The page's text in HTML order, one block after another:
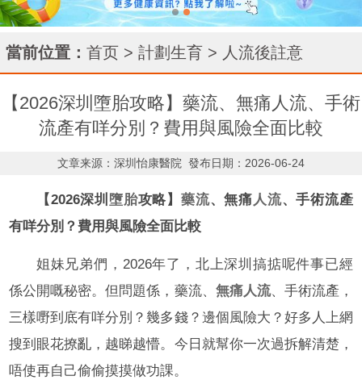
當前位置： 首页 > 計劃生育 > 人流後註意
【2026深圳墮胎攻略】藥流、無痛人流、手術
流產有咩分別？費用與風險全面比較
文章来源：深圳怡康醫院 發布日期：2026-06-24
【2026深圳 墮胎攻略】藥流、無痛人流、手術流產
有咩分別？費用與風險全面比較
姐妹兄弟們，2026年了，北上深圳搞掂呢件事已經
係公開嘅秘密。但問題係，藥流、 無痛人流、手術流產，
三樣嘢到底有咩分別？幾多錢？邊個風險大？好多人上網
搜到眼花撩亂，越睇越懵。今日就幫你一次過拆解清楚，
唔使再自己偷偷摸摸做功課。